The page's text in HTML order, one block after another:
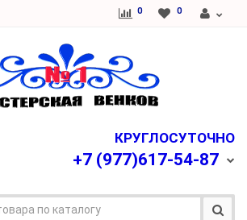
0 0
КРУГЛОСУТОЧНО
+7 (977)617-54-87